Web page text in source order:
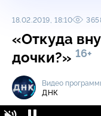
18.02.2019, 18:10
«Откуда
дочки?» 16+
Видео
ДНК